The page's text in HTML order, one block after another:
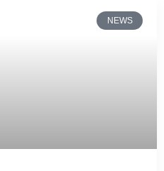
NEWS